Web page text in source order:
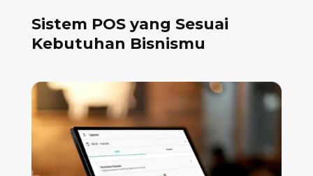
Sistem POS yang Sesuai
Kebutuhan Bisnismu